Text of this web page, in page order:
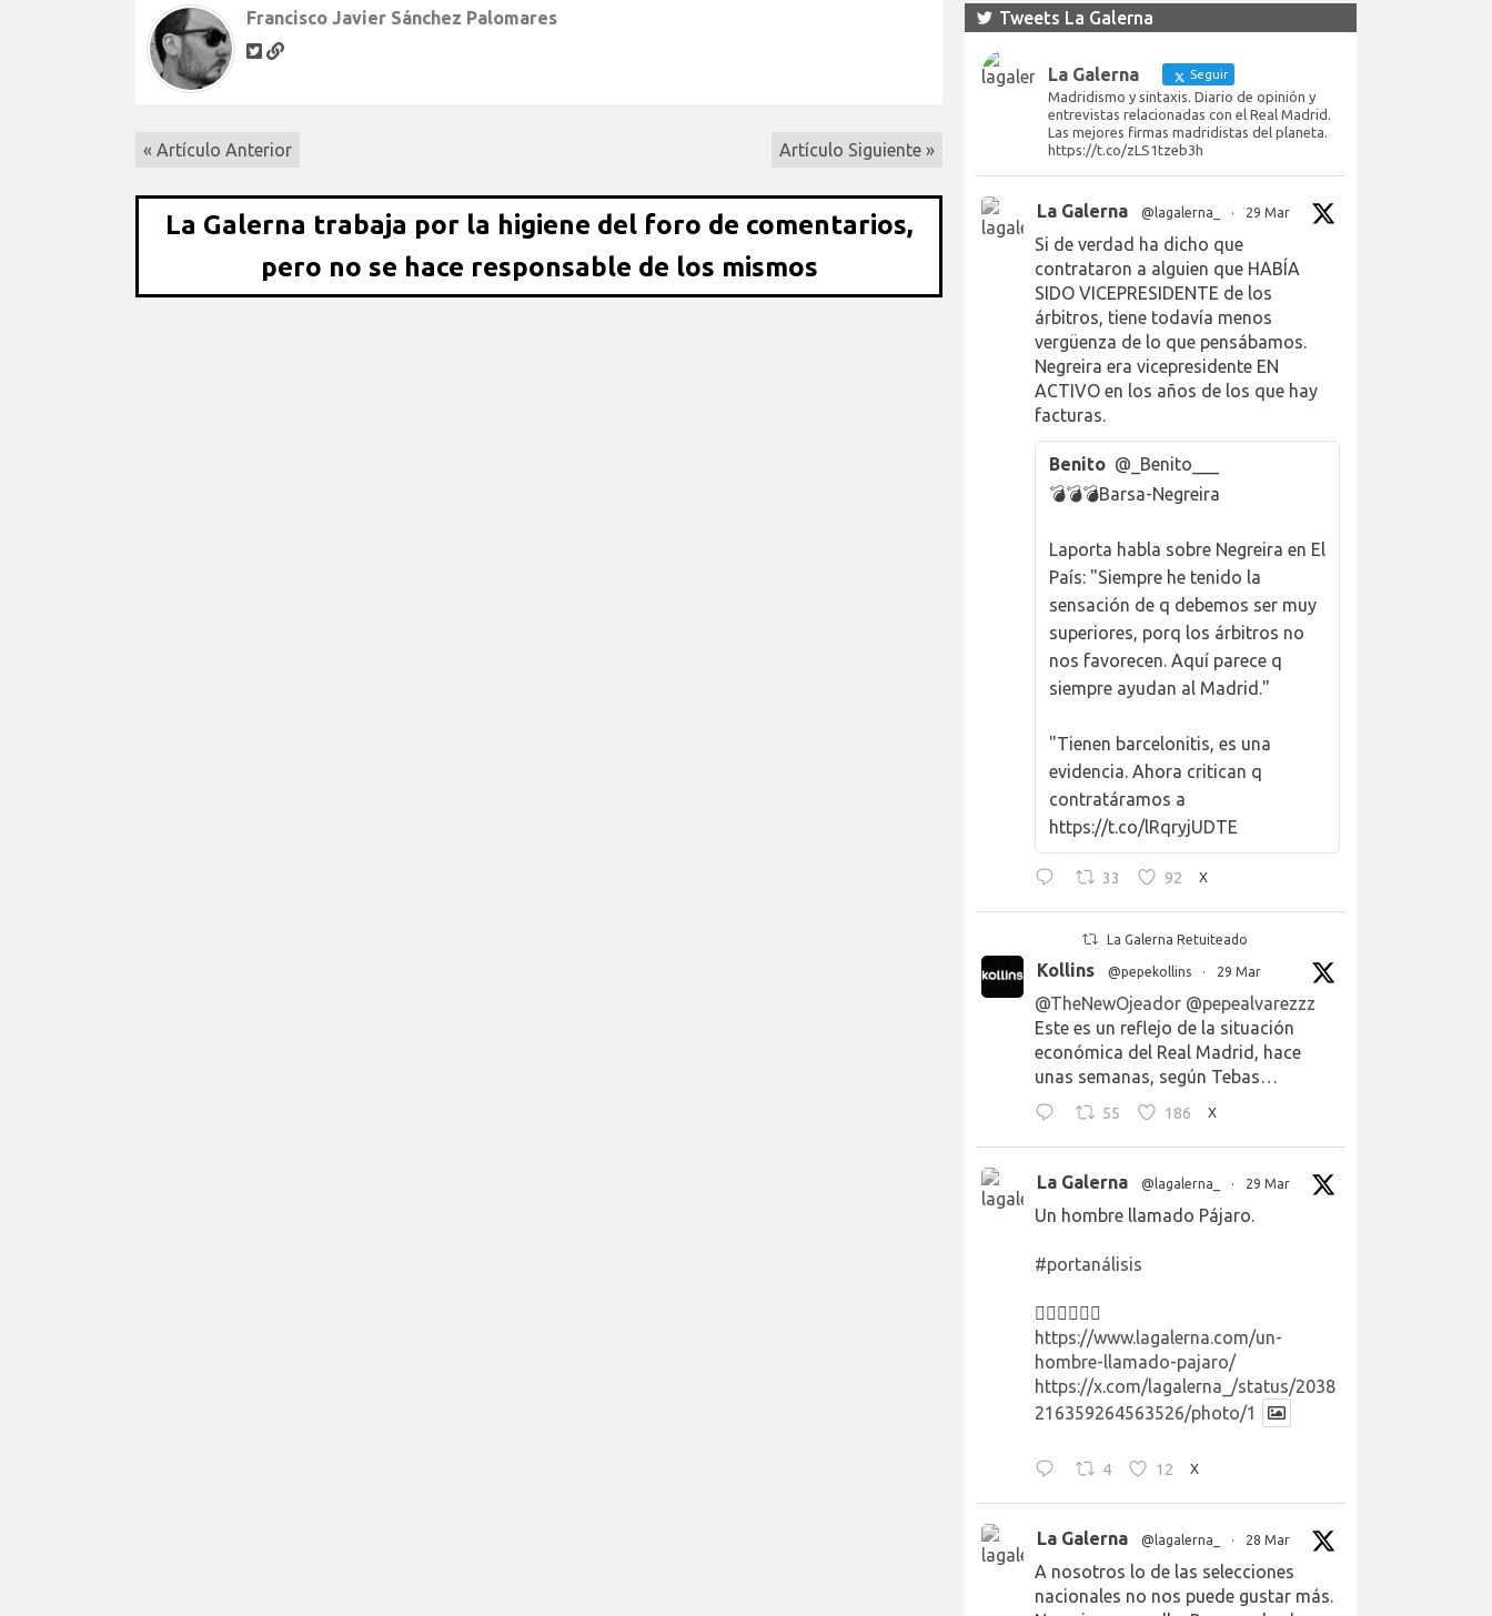
Francisco Javier Sánchez Palomares
« Artículo Anterior Artículo Siguiente »
La Galerna trabaja por la higiene del foro de comentarios,
pero no se hace responsable de los mismos
Tweets La Galerna
La Galerna Seguir
Madridismo y sintaxis. Diario de opinión y
entrevistas relacionadas con el Real Madrid.
Las mejores firmas madridistas del planeta.
https://t.co/zLS1tzeb3h
La Galerna @lagalerna_ · 29 Mar
Si de verdad ha dicho que
contrataron a alguien que HABÍA
SIDO VICEPRESIDENTE de los
árbitros, tiene todavía menos
vergüenza de lo que pensábamos.
Negreira era vicepresidente EN
ACTIVO en los años de los que hay
facturas.
Benito @_Benito___
💣💣💣Barsa-Negreira
Laporta habla sobre Negreira en El
País: "Siempre he tenido la
sensación de q debemos ser muy
superiores, porq los árbitros no
nos favorecen. Aquí parece q
siempre ayudan al Madrid."
"Tienen barcelonitis, es una
evidencia. Ahora critican q
contratáramos a
https://t.co/lRqryjUDTE
33 92 X
La Galerna Retuiteado
Kollins @pepekollins · 29 Mar
@TheNewOjeador @pepealvarezzz
Este es un reflejo de la situación
económica del Real Madrid, hace
unas semanas, según Tebas…
55 186 X
La Galerna @lagalerna_ · 29 Mar
Un hombre llamado Pájaro.
#portanálisis
👉🏻👉🏻👉🏻
https://www.lagalerna.com/un-
hombre-llamado-pajaro/
https://x.com/lagalerna_/status/2038
216359264563526/photo/1
4 12 X
La Galerna @lagalerna_ · 28 Mar
A nosotros lo de las selecciones
nacionales no nos puede gustar más.